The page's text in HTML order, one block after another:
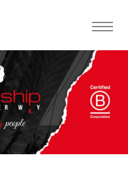
Toggle